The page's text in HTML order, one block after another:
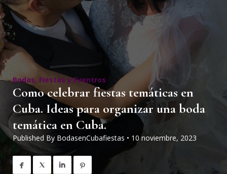
Bodas, Fiestas y Eventros
Como celebrar fiestas temáticas en
Cuba. Ideas para organizar una boda
temática en Cuba.
Published By BodasenCubafiestas • 10 noviembre, 2023
   